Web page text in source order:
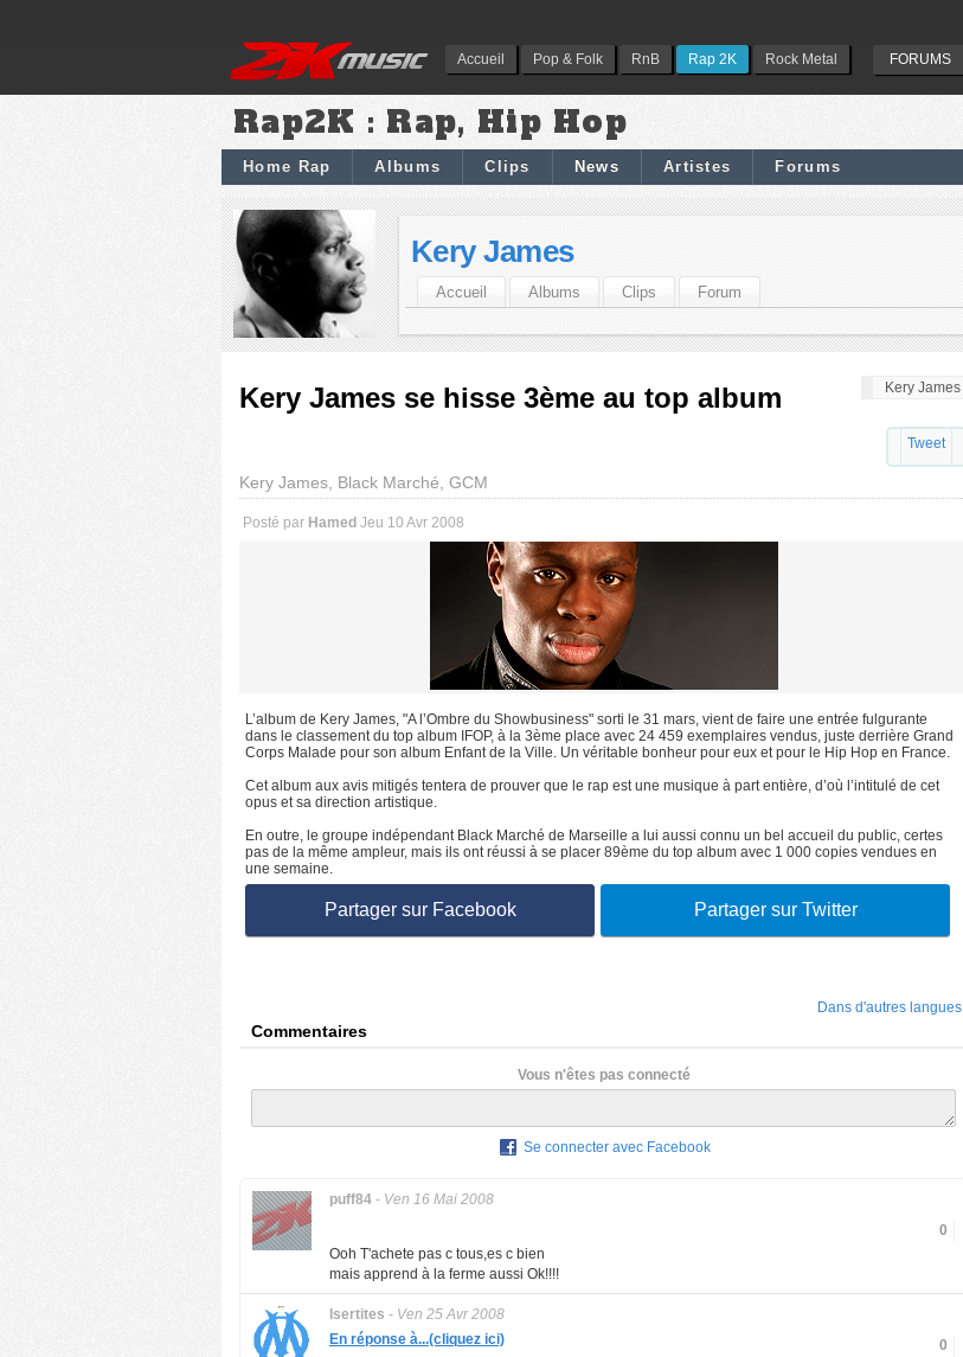
Accueil Pop & Folk RnB Rap 2K Rock Metal FORUMS
Rap2K : Rap, Hip Hop
Home Rap Albums Clips News Artistes Forums
Kery James
Accueil Albums Clips Forum
Kery James
Kery James se hisse 3ème au top album
Tweet
Kery James, Black Marché, GCM
Posté par Hamed Jeu 10 Avr 2008
L’album de Kery James, "A l’Ombre du Showbusiness" sorti le 31 mars, vient de faire une entrée fulgurante
dans le classement du top album IFOP, à la 3ème place avec 24 459 exemplaires vendus, juste derrière Grand
Corps Malade pour son album Enfant de la Ville. Un véritable bonheur pour eux et pour le Hip Hop en France.
Cet album aux avis mitigés tentera de prouver que le rap est une musique à part entière, d’où l’intitulé de cet
opus et sa direction artistique.
En outre, le groupe indépendant Black Marché de Marseille a lui aussi connu un bel accueil du public, certes
pas de la même ampleur, mais ils ont réussi à se placer 89ème du top album avec 1 000 copies vendues en
une semaine.
Partager sur Facebook Partager sur Twitter
Dans d'autres langues
Commentaires
Vous n'êtes pas connecté
Se connecter avec Facebook
puff84 - Ven 16 Mai 2008
0
Ooh T'achete pas c tous,es c bien
mais apprend à la ferme aussi Ok!!!!
Isertites - Ven 25 Avr 2008
0
En réponse à...(cliquez ici)